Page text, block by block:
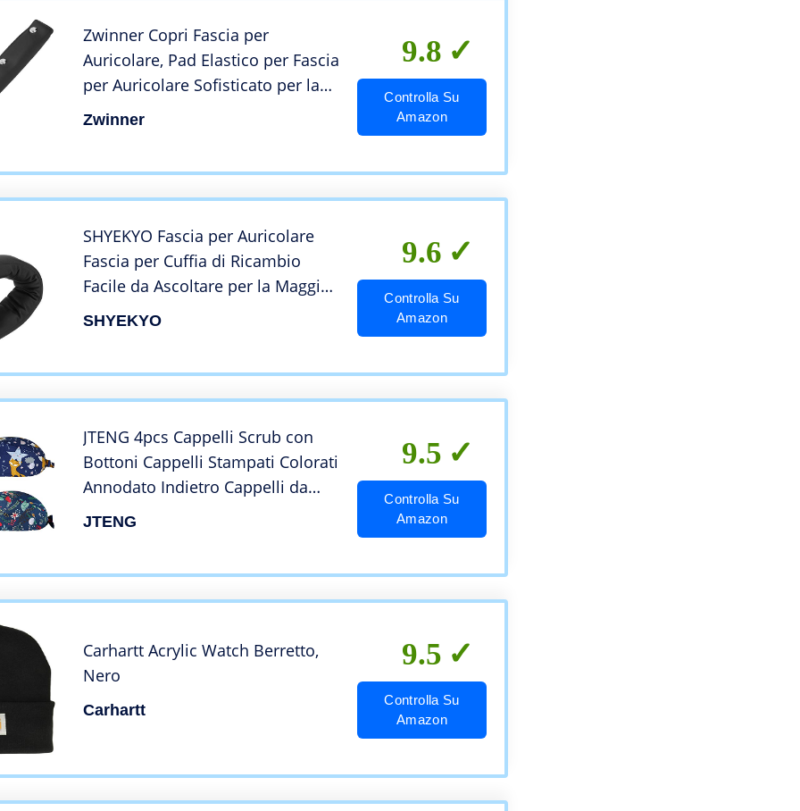
Zwinner Copri Fascia per
Auricolare, Pad Elastico per Fascia
per Auricolare Sofisticato per la
Maggior Parte delle Cuffie di
Zwinner
9.8
Controlla Su
Amazon
SHYEKYO Fascia per Auricolare
Fascia per Cuffia di Ricambio
Facile da Ascoltare per la Maggior
Parte delle Cuffie di Medie
SHYEKYO
9.6
Controlla Su
Amazon
JTENG 4pcs Cappelli Scrub con
Bottoni Cappelli Stampati Colorati
Annodato Indietro Cappelli da
Lavoro Unisex Copricapo
JTENG
9.5
Controlla Su
Amazon
Carhartt Acrylic Watch Berretto,
Nero
Carhartt
9.5
Controlla Su
Amazon